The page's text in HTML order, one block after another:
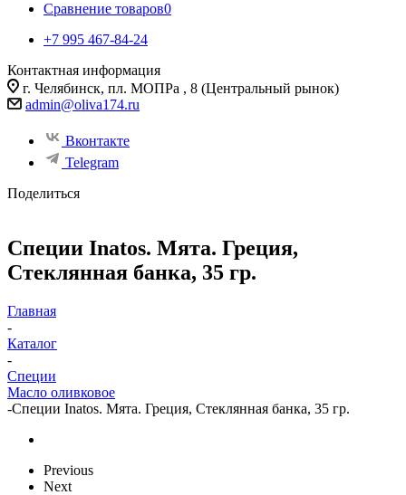
Сравнение товаров0
+7 995 467‑84‑24
Контактная информация
г. Челябинск, пл. МОПРа , 8 (Центральный рынок)
admin@oliva174.ru
Вконтакте
Telegram
Поделиться
Специи Inatos. Мята. Греция,
Стеклянная банка, 35 гр.
Главная
-
Каталог
-
Специи
Масло оливковое
-Специи Inatos. Мята. Греция, Стеклянная банка, 35 гр.
Previous
Next